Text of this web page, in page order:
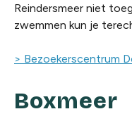
Reindersmeer niet
zwemmen kun je
> Bezoekerscentrum
Boxmeer